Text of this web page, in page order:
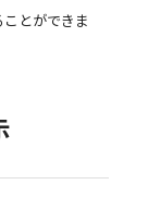
とができま